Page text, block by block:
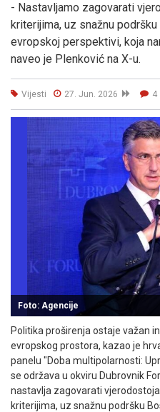
- Nastavljamo zagovarati
kriterijima, uz snažnu
evropskoj perspektivi, koja
naveo je Plenković na X-u.
Vijesti 27. Jun. 2026 4
Foto: Agencije
Politika proširenja ostaje važan
evropskog prostora, kazao je
panelu "Doba multipolarnosti:
se održava u okviru Dubrovnik
nastavlja zagovarati
kriterijima, uz snažnu podršku